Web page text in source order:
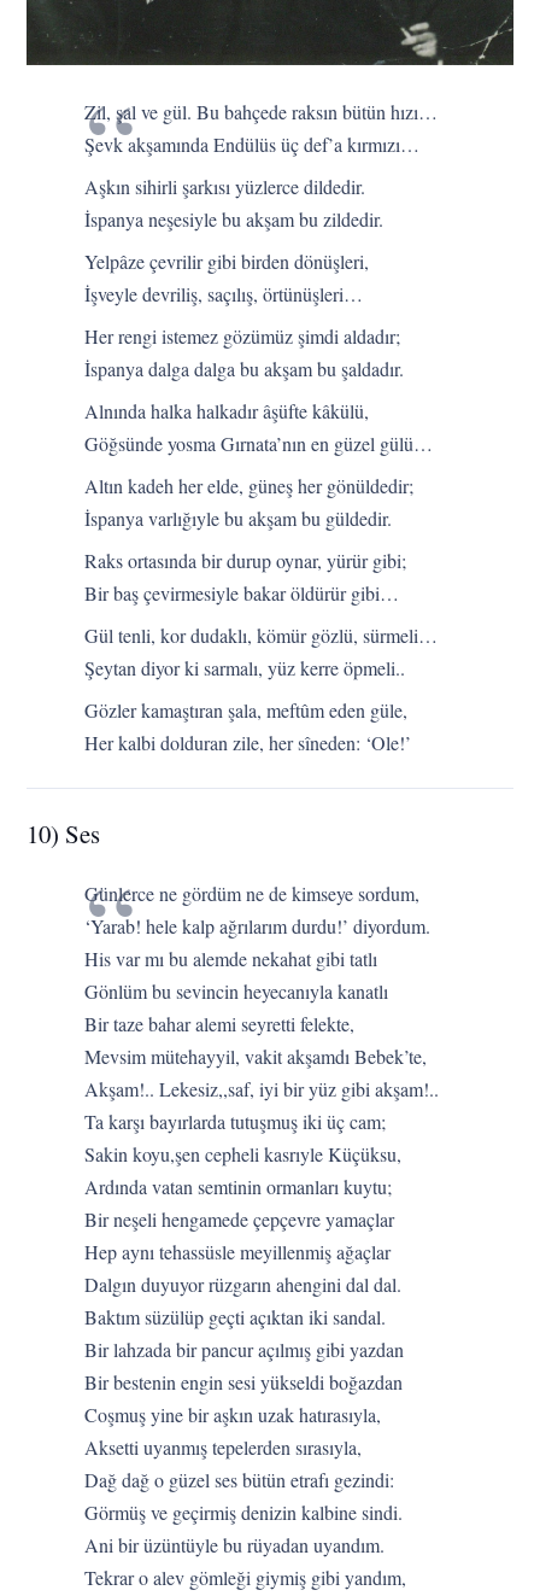
Zil, şal ve gül. Bu bahçede raksın bütün hızı…
Şevk akşamında Endülüs üç def’a kırmızı…
Aşkın sihirli şarkısı yüzlerce dildedir.
İspanya neşesiyle bu akşam bu zildedir.
Yelpâze çevrilir gibi birden dönüşleri,
İşveyle devriliş, saçılış, örtünüşleri…
Her rengi istemez gözümüz şimdi aldadır;
İspanya dalga dalga bu akşam bu şaldadır.
Alnında halka halkadır âşüfte kâkülü,
Göğsünde yosma Gırnata’nın en güzel gülü…
Altın kadeh her elde, güneş her gönüldedir;
İspanya varlığıyle bu akşam bu güldedir.
Raks ortasında bir durup oynar, yürür gibi;
Bir baş çevirmesiyle bakar öldürür gibi…
Gül tenli, kor dudaklı, kömür gözlü, sürmeli…
Şeytan diyor ki sarmalı, yüz kerre öpmeli..
Gözler kamaştıran şala, meftûm eden güle,
Her kalbi dolduran zile, her sîneden: ‘Ole!’
10) Ses
Günlerce ne gördüm ne de kimseye sordum,
‘Yarab! hele kalp ağrılarım durdu!’ diyordum.
His var mı bu alemde nekahat gibi tatlı
Gönlüm bu sevincin heyecanıyla kanatlı
Bir taze bahar alemi seyretti felekte,
Mevsim mütehayyil, vakit akşamdı Bebek’te,
Akşam!.. Lekesiz,,saf, iyi bir yüz gibi akşam!..
Ta karşı bayırlarda tutuşmuş iki üç cam;
Sakin koyu,şen cepheli kasrıyle Küçüksu,
Ardında vatan semtinin ormanları kuytu;
Bir neşeli hengamede çepçevre yamaçlar
Hep aynı tehassüsle meyillenmiş ağaçlar
Dalgın duyuyor rüzgarın ahengini dal dal.
Baktım süzülüp geçti açıktan iki sandal.
Bir lahzada bir pancur açılmış gibi yazdan
Bir bestenin engin sesi yükseldi boğazdan
Coşmuş yine bir aşkın uzak hatırasıyla,
Aksetti uyanmış tepelerden sırasıyla,
Dağ dağ o güzel ses bütün etrafı gezindi:
Görmüş ve geçirmiş denizin kalbine sindi.
Ani bir üzüntüyle bu rüyadan uyandım.
Tekrar o alev gömleği giymiş gibi yandım,